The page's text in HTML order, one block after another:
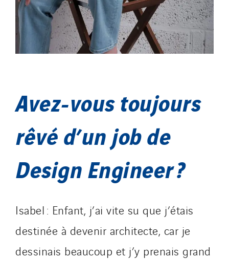
Avez-vous toujours
rêvé d’un job de
Design Engineer ?
Isabel : Enfant, j’ai vite su que j’étais
destinée à devenir architecte, car je
dessinais beaucoup et j’y prenais grand